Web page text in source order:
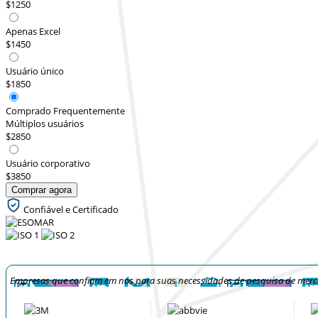
$1250
Apenas Excel
$1450
Usuário único
$1850
Comprado Frequentemente
Múltiplos usuários
$2850
Usuário corporativo
$3850
Comprar agora
Confiável e Certificado
Empresas que confiam em nós para suas necessidades de pesquisa de